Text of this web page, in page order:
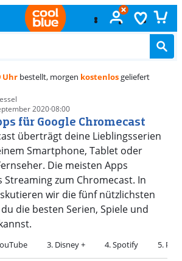
kostenlos geliefert
2020·08:00
für Google Chromecast
überträgt deine Lieblingsserien
Smartphone, Tablet oder
Die meisten Apps
zum Chromecast. In
wir die fünf nützlichsten
die besten Serien, Spiele und
3. Disney + 4. Spotify 5. Plex